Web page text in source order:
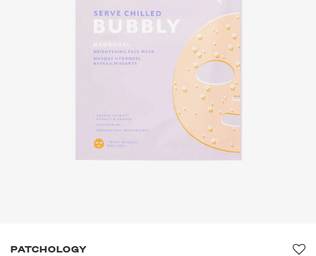
PATCHOLOGY